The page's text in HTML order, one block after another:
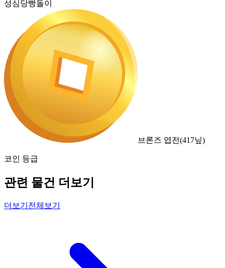
성심당빵돌이
브론즈 엽전(417닢)
코인 등급
관련 물건 더보기
더보기 전체보기